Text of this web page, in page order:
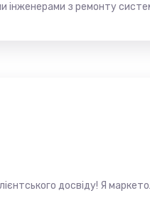
інженерами з ремонту
досвіду! Я